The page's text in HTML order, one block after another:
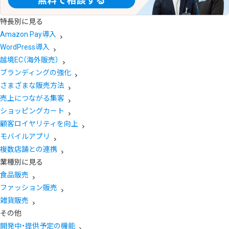
特長別に見る
Amazon Pay導入
WordPress導入
越境EC（海外販売）
ブランディングの強化
さまざまな販売方法
売上につながる集客
ショッピングカート
顧客ロイヤリティを向上
モバイルアプリ
複数店舗との連携
業種別に見る
食品販売
ファッション販売
雑貨販売
その他
開発中・提供予定の機能